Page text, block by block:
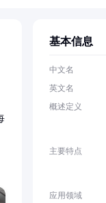
基本信息
中文名
英文名
概述定义
主要特点
应用领域